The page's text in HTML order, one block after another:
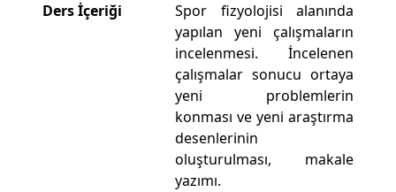
Ders İçeriği
Spor fizyolojisi alanında
yapılan yeni çalışmaların
incelenmesi. İncelenen
çalışmalar sonucu ortaya
yeni problemlerin
konması ve yeni araştırma
desenlerinin
oluşturulması, makale
yazımı.